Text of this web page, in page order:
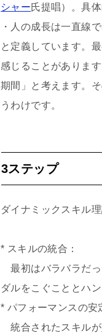
シャー氏提唱）。具
・人の成長は一直線
と定義しています。
感じることがありま
期間」と考えます。
うわけです。
3ステップ
ダイナミックスキル
* スキルの統合：
最初はバラバラだっ
ダルをこぐこととハ
* パフォーマンスの安
統合されたスキルが